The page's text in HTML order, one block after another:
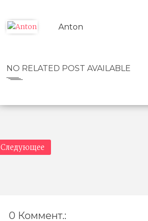
Anton
NO RELATED POST AVAILABLE
Следующее
0 Коммент.: